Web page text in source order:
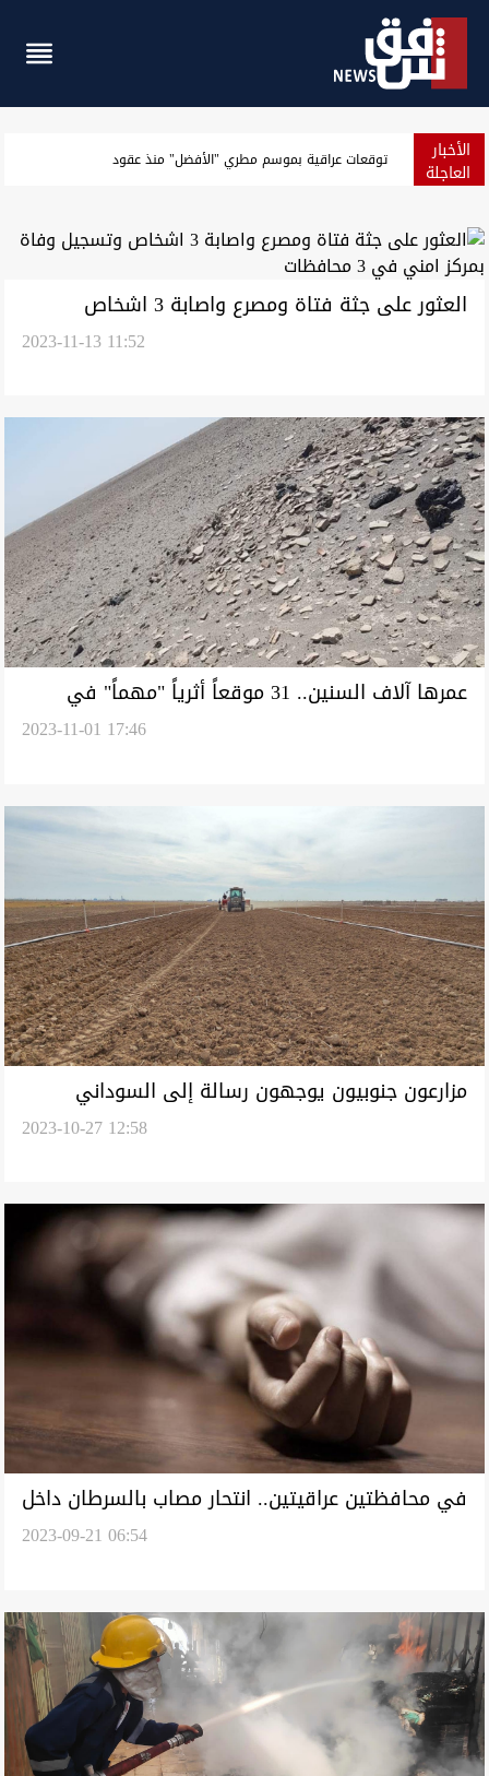
الأخبار
العاجلة بغداد.. إغلاق سريع الشعلة بعد انفجار صهريج واحتراق سيارات
العثور على جثة فتاة ومصرع واصابة 3 اشخاص
2023-11-13 11:52
عمرها آلاف السنين.. 31 موقعاً أثرياً "مهماً" في
2023-11-01 17:46
مزارعون جنوبيون يوجهون رسالة إلى السوداني
2023-10-27 12:58
في محافظتين عراقيتين.. انتحار مصاب بالسرطان داخل
2023-09-21 06:54